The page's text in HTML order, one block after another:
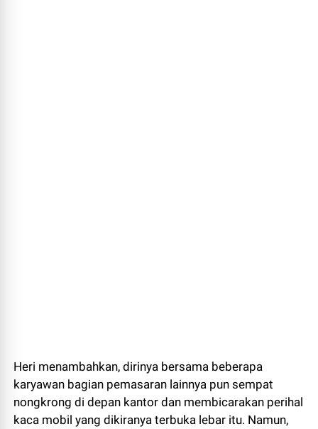
Heri menambahkan, dirinya bersama beberapa
karyawan bagian pemasaran lainnya pun sempat
nongkrong di depan kantor dan membicarakan perihal
kaca mobil yang dikiranya terbuka lebar itu. Namun,